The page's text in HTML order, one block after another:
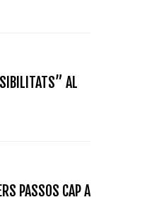
AL
PASSOS CAP A